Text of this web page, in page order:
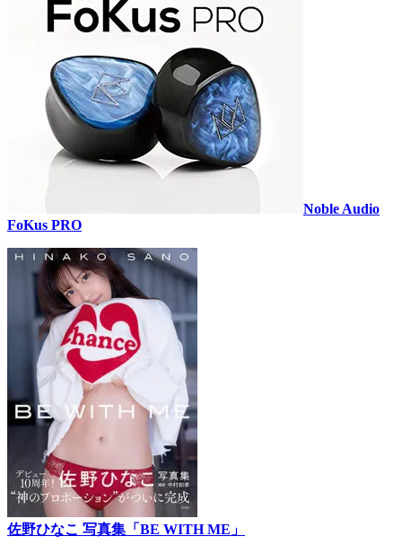
Noble Audio
FoKus PRO
佐野ひなこ 写真集「BE WITH ME」